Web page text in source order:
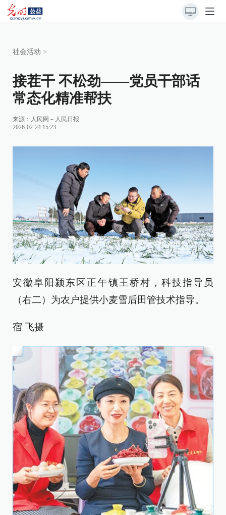
社会活动 >
接茬干 不松劲——党员干部话
常态化精准帮扶
来源： 人民网－人民日报
2026-02-24 15:23
安徽阜阳颍东区正午镇王桥村，科技指导员
（右二）为农户提供小麦雪后田管技术指导。
宿 飞摄